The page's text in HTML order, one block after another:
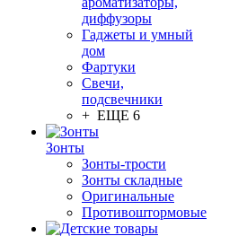
диффузоры
Гаджеты и умный
дом
Фартуки
Свечи,
подсвечники
+ ЕЩЕ 6
Зонты
Зонты-трости
Зонты складные
Оригинальные
Противоштормовые